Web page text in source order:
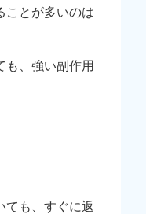
ことが多いのは
、強い副作用
も、すぐに返